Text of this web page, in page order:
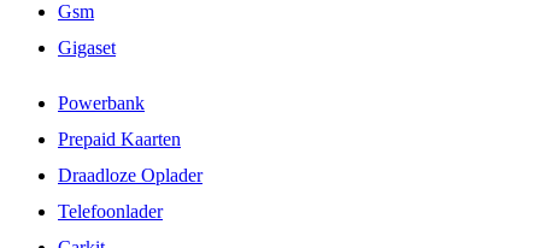
Gsm
Gigaset
Powerbank
Prepaid Kaarten
Draadloze Oplader
Telefoonlader